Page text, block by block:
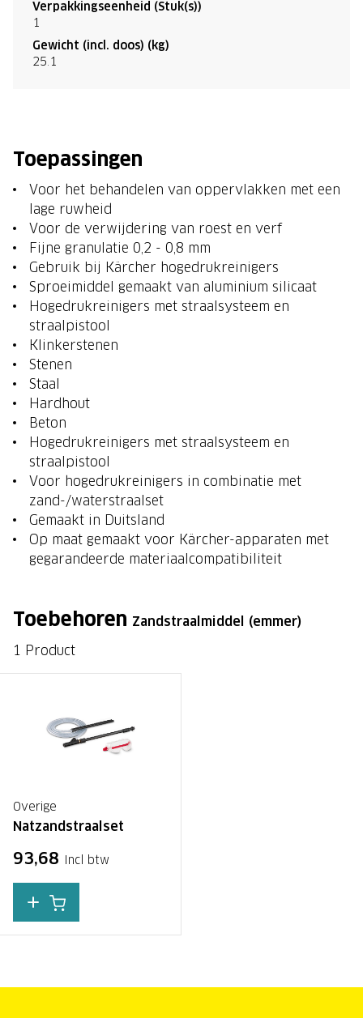
Verpakkingseenheid (Stuk(s))
1
Gewicht (incl. doos) (kg)
25.1
Toepassingen
Voor het behandelen van oppervlakken met een
lage ruwheid
Voor de verwijdering van roest en verf
Fijne granulatie 0,2 - 0,8 mm
Gebruik bij Kärcher hogedrukreinigers
Sproeimiddel gemaakt van aluminium silicaat
Hogedrukreinigers met straalsysteem en
straalpistool
Klinkerstenen
Stenen
Staal
Hardhout
Beton
Hogedrukreinigers met straalsysteem en
straalpistool
Voor hogedrukreinigers in combinatie met
zand-/waterstraalset
Gemaakt in Duitsland
Op maat gemaakt voor Kärcher-apparaten met
gegarandeerde materiaalcompatibiliteit
Toebehoren Zandstraalmiddel (emmer)
1 Product
Overige
Natzandstraalset
93,68 Incl btw